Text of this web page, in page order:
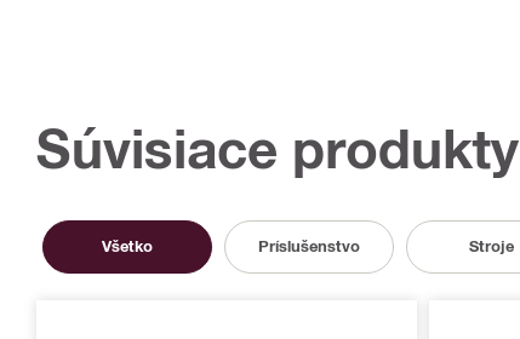
Súvisiace produkty
Všetko Príslušenstvo Stroje